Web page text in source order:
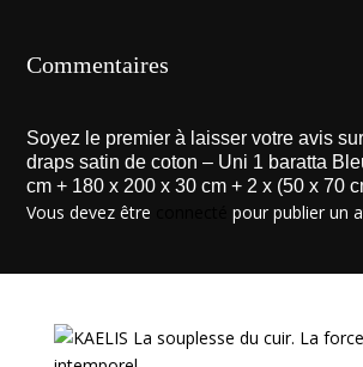
Commentaires
Soyez le premier à laisser votre avis
draps satin de coton – Uni 1 baratta
cm + 180 x 200 x 30 cm + 2 x (50 x 70
Vous devez être pour publier un